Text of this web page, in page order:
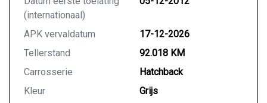
(internationaal)
APK vervaldatum
17-12-2026
Tellerstand
92.018 KM
Carrosserie
Hatchback
Kleur
Grijs